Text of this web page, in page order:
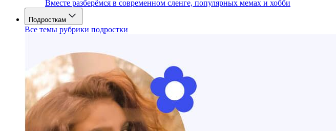
Вместе разберёмся в современном сленге, популярных мемах и хобби
Подросткам
Все темы рубрики подростки